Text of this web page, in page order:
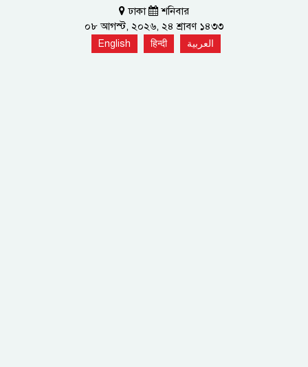
ঢাকা
শনিবার
০৮ আগস্ট, ২০২৬, ২৪ শ্রাবণ ১৪৩৩
English हिन्दी العربية